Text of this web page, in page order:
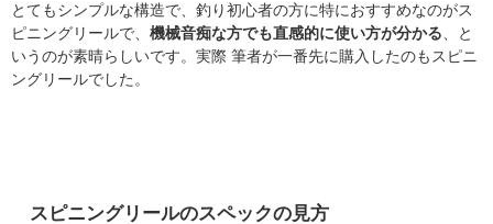
とてもシンプルな構造で、釣り初心者の方に特におすすめなのがス
ピニングリールで、 機械音痴な方でも直感的に使い方が分かる 、と
いうのが素晴らしいです。実際 筆者が一番先に購入したのもスピニ
ングリールでした。
スピニングリールのスペックの見方